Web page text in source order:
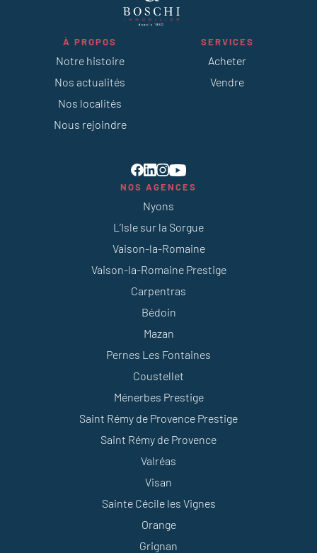
À PROPOS
Notre histoire
Nos actualités
Nos localités
Nous rejoindre
SERVICES
Acheter
Vendre
NOS AGENCES
Nyons
L’Isle sur la Sorgue
Vaison-la-Romaine
Vaison-la-Romaine Prestige
Carpentras
Bédoin
Mazan
Pernes Les Fontaines
Coustellet
Ménerbes Prestige
Saint Rémy de Provence Prestige
Saint Rémy de Provence
Valréas
Visan
Sainte Cécile les Vignes
Orange
Grignan